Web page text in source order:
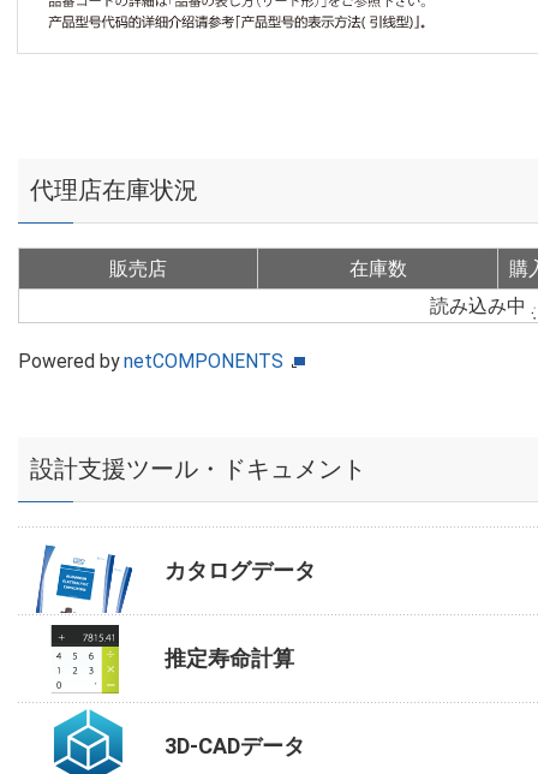
代理店在庫状況
販売店 在庫数
購
読み込み中
Powered bynetCOMPONENTS
設計支援ツール・ドキュメント
カタログデータ
推定寿命計算
3D-CADデータ